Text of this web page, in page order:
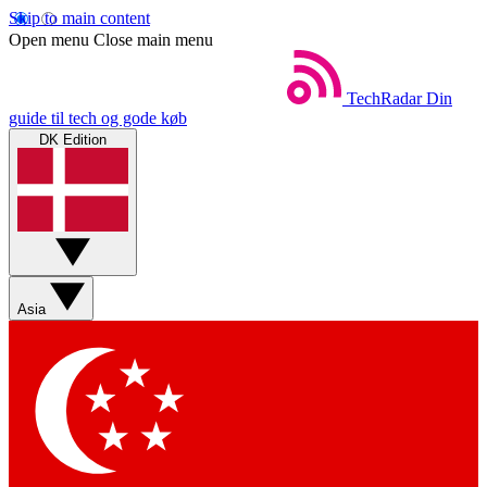
Skip to main content
Open menu Close main menu
TechRadar Din
guide til tech og gode køb
DK Edition
Asia